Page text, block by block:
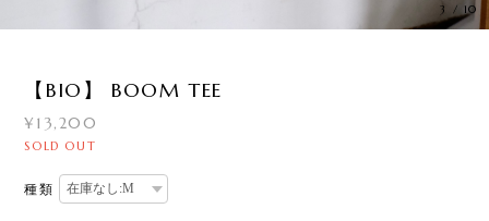
3 / 10
【BIO】 BOOM TEE
¥13,200
SOLD OUT
種類